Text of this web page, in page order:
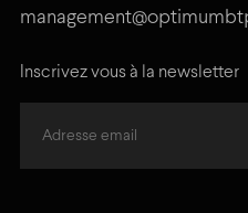
Inscrivez vous à la newsletter